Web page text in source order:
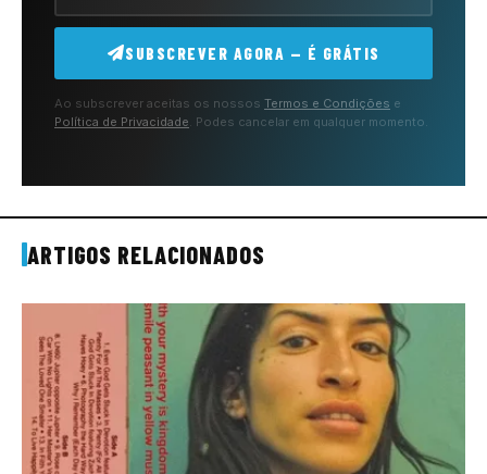
SUBSCREVER AGORA — É GRÁTIS
Ao subscrever aceitas os nossos Termos e Condições e
Política de Privacidade. Podes cancelar em qualquer momento.
ARTIGOS RELACIONADOS